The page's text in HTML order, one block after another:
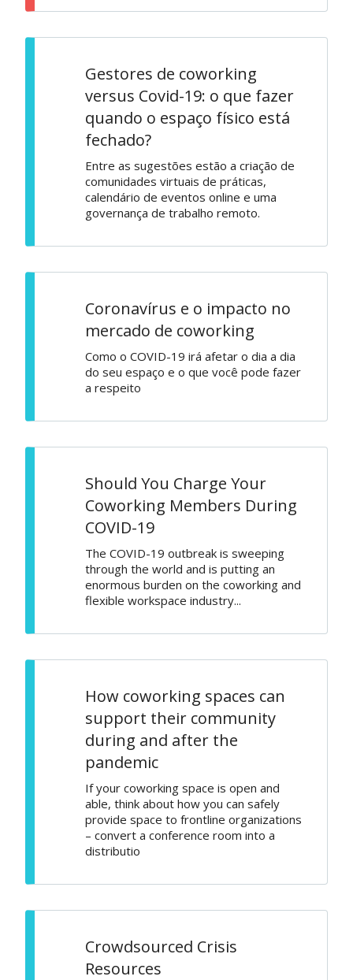
Gestores de coworking
versus Covid-19: o que fazer
quando o espaço físico está
fechado?
Entre as sugestões estão a criação de
comunidades virtuais de práticas,
calendário de eventos online e uma
governança de trabalho remoto.
Coronavírus e o impacto no
mercado de coworking
Como o COVID-19 irá afetar o dia a dia
do seu espaço e o que você pode fazer
a respeito
Should You Charge Your
Coworking Members During
COVID-19
The COVID-19 outbreak is sweeping
through the world and is putting an
enormous burden on the coworking and
flexible workspace industry...
How coworking spaces can
support their community
during and after the
pandemic
If your coworking space is open and
able, think about how you can safely
provide space to frontline organizations
– convert a conference room into a
distributio
Crowdsourced Crisis
Resources